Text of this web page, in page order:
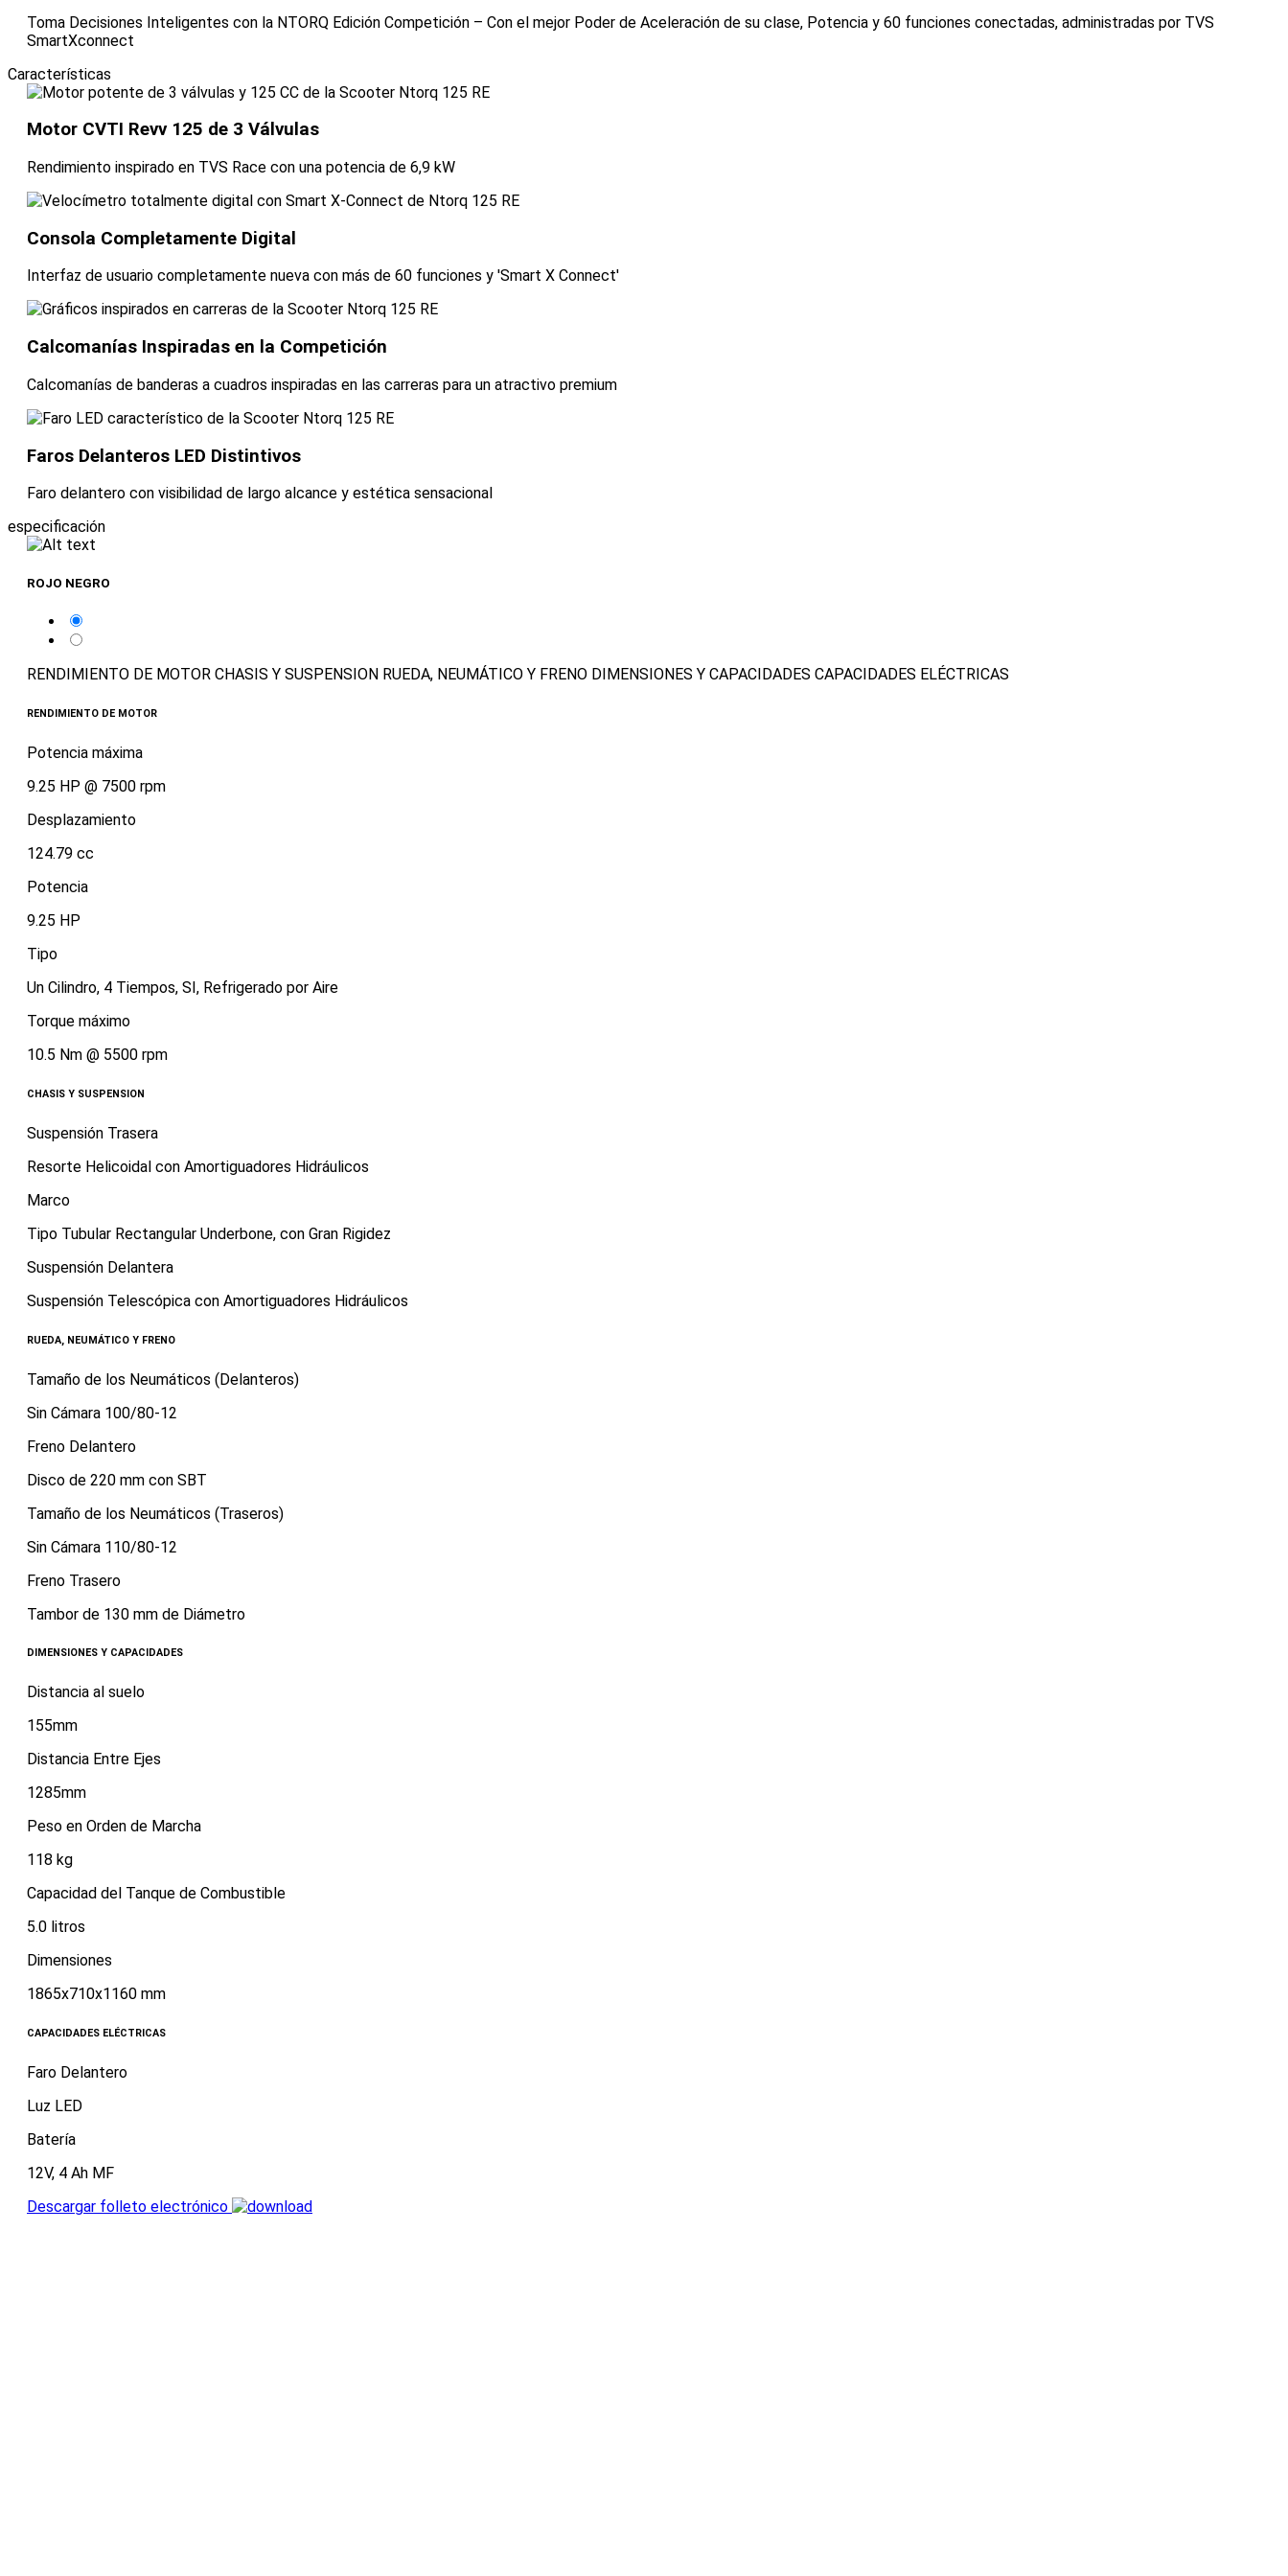
Toma Decisiones Inteligentes con la NTORQ Edición Competición – Con el mejor Poder de Aceleración de su clase, Potencia y 60 funciones conectadas, administradas por TVS
SmartXconnect
Características
Motor CVTI Revv 125 de 3 Válvulas
Rendimiento inspirado en TVS Race con una potencia de 6,9 kW
Consola Completamente Digital
Interfaz de usuario completamente nueva con más de 60 funciones y 'Smart X Connect'
Calcomanías Inspiradas en la Competición
Calcomanías de banderas a cuadros inspiradas en las carreras para un atractivo premium
Faros Delanteros LED Distintivos
Faro delantero con visibilidad de largo alcance y estética sensacional
especificación
ROJO NEGRO
RENDIMIENTO DE MOTOR CHASIS Y SUSPENSION RUEDA, NEUMÁTICO Y FRENO DIMENSIONES Y CAPACIDADES CAPACIDADES ELÉCTRICAS
RENDIMIENTO DE MOTOR
Potencia máxima
9.25 HP @ 7500 rpm
Desplazamiento
124.79 cc
Potencia
9.25 HP
Tipo
Un Cilindro, 4 Tiempos, SI, Refrigerado por Aire
Torque máximo
10.5 Nm @ 5500 rpm
CHASIS Y SUSPENSION
Suspensión Trasera
Resorte Helicoidal con Amortiguadores Hidráulicos
Marco
Tipo Tubular Rectangular Underbone, con Gran Rigidez
Suspensión Delantera
Suspensión Telescópica con Amortiguadores Hidráulicos
RUEDA, NEUMÁTICO Y FRENO
Tamaño de los Neumáticos (Delanteros)
Sin Cámara 100/80-12
Freno Delantero
Disco de 220 mm con SBT
Tamaño de los Neumáticos (Traseros)
Sin Cámara 110/80-12
Freno Trasero
Tambor de 130 mm de Diámetro
DIMENSIONES Y CAPACIDADES
Distancia al suelo
155mm
Distancia Entre Ejes
1285mm
Peso en Orden de Marcha
118 kg
Capacidad del Tanque de Combustible
5.0 litros
Dimensiones
1865x710x1160 mm
CAPACIDADES ELÉCTRICAS
Faro Delantero
Luz LED
Batería
12V, 4 Ah MF
Descargar folleto electrónico